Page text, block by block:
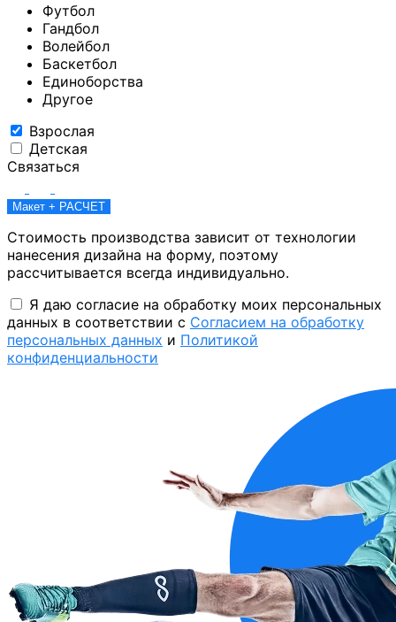
Футбол
Гандбол
Волейбол
Баскетбол
Единоборства
Другое
Взрослая
Детская
Связаться
Макет + РАСЧЕТ
Стоимость производства зависит от технологии
нанесения дизайна на форму, поэтому
рассчитывается всегда индивидуально.
Я даю согласие на обработку моих персональных
данных в соответствии с Согласием на обработку
персональных данных и Политикой
конфиденциальности